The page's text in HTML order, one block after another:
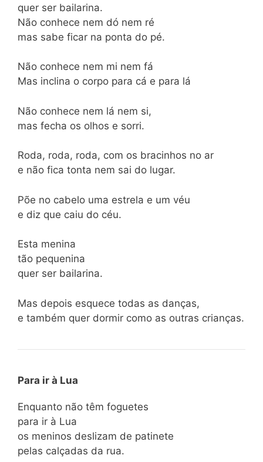
quer ser bailarina.
Não conhece nem dó nem ré
mas sabe ficar na ponta do pé.
Não conhece nem mi nem fá
Mas inclina o corpo para cá e para lá
Não conhece nem lá nem si,
mas fecha os olhos e sorri.
Roda, roda, roda, com os bracinhos no ar
e não fica tonta nem sai do lugar.
Põe no cabelo uma estrela e um véu
e diz que caiu do céu.
Esta menina
tão pequenina
quer ser bailarina.
Mas depois esquece todas as danças,
e também quer dormir como as outras crianças.
Para ir à Lua
Enquanto não têm foguetes
para ir à Lua
os meninos deslizam de patinete
pelas calçadas da rua.